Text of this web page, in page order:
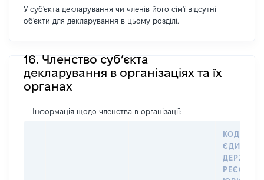
У суб'єкта декларування чи членів його сім'ї відсутні
об'єкти для декларування в цьому розділі.
16. Членство суб’єкта
декларування в організаціях та їх
органах
Інформація щодо членства в організації:
КОД В
РЕЄСТРІ